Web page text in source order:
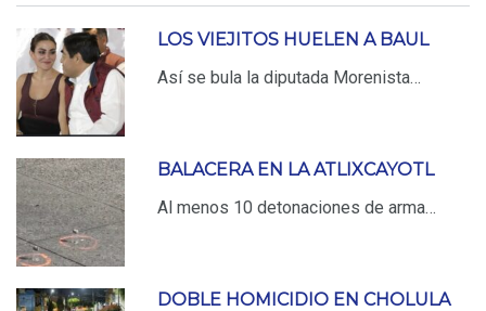
LOS VIEJITOS HUELEN A BAUL
Así se bula la diputada Morenista…
BALACERA EN LA ATLIXCAYOTL
Al menos 10 detonaciones de arma…
DOBLE HOMICIDIO EN CHOLULA